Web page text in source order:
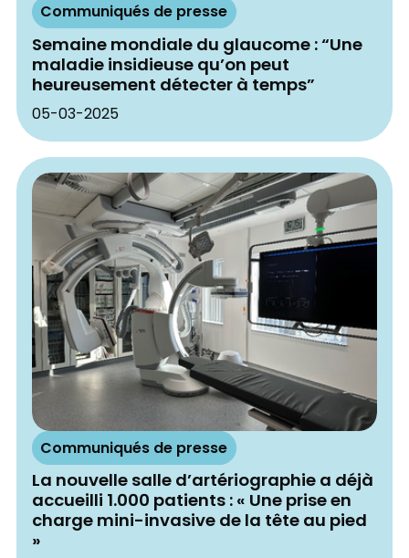
Communiqués de presse
Semaine mondiale du glaucome : “Une
maladie insidieuse qu’on peut
heureusement détecter à temps”
05-03-2025
Communiqués de presse
La nouvelle salle d’artériographie a déjà
accueilli 1.000 patients : « Une prise en
charge mini-invasive de la tête au pied
»